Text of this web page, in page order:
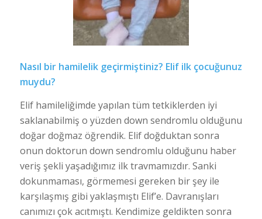
Nasıl bir hamilelik geçirmiştiniz? Elif ilk çocuğunuz
muydu?
Elif hamileliğimde yapılan tüm tetkiklerden iyi
saklanabilmiş o yüzden down sendromlu olduğunu
doğar doğmaz öğrendik. Elif doğduktan sonra
onun doktorun down sendromlu olduğunu haber
veriş şekli yaşadığımız ilk travmamızdır. Sanki
dokunmaması, görmemesi gereken bir şey ile
karşılaşmış gibi yaklaşmıştı Elif’e. Davranışları
canımızı çok acıtmıştı. Kendimize geldikten sonra